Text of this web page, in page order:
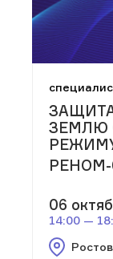
ЗЕМЛЮ
РЕНОМ-
06
14:00 —